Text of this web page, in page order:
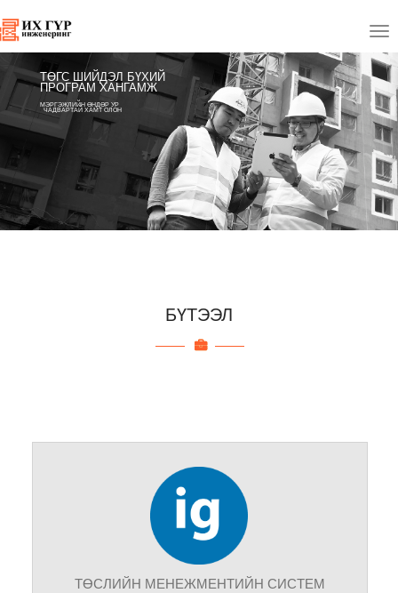
МЭРГЭЖЛИЙН ӨНДӨР УР
ЧАДВАРТАЙ ХАМТ ОЛОН
ТӨГС ШИЙДЭЛ БҮХИЙ
ПРОГРАМ ХАНГАМЖ
БҮТЭЭЛ
ТӨСЛИЙН МЕНЕЖМЕНТИЙН СИСТЕМ